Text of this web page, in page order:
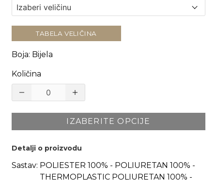
TABELA VELIČINA
Boja: Bijela
Količina
IZABERITE OPCIJE
Detalji o proizvodu
Sastav: POLIESTER 100% - POLIURETAN 100% -
THERMOPLASTIC POLIURETAN 100% -